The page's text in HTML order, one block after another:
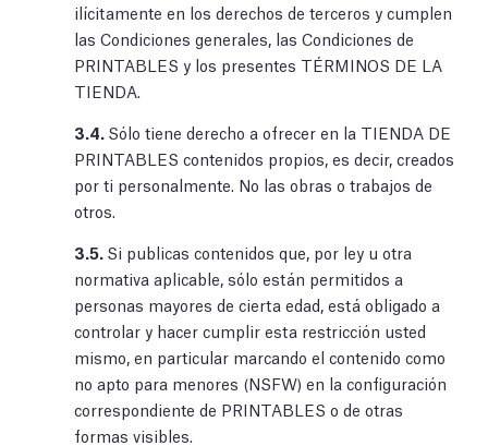
ilícitamente en los derechos de terceros y cumplen
las Condiciones generales, las Condiciones de
PRINTABLES y los presentes TÉRMINOS DE LA
TIENDA.
3.4. Sólo tiene derecho a ofrecer en la TIENDA DE
PRINTABLES contenidos propios, es decir, creados
por ti personalmente. No las obras o trabajos de
otros.
3.5. Si publicas contenidos que, por ley u otra
normativa aplicable, sólo están permitidos a
personas mayores de cierta edad, está obligado a
controlar y hacer cumplir esta restricción usted
mismo, en particular marcando el contenido como
no apto para menores (NSFW) en la configuración
correspondiente de PRINTABLES o de otras
formas visibles.